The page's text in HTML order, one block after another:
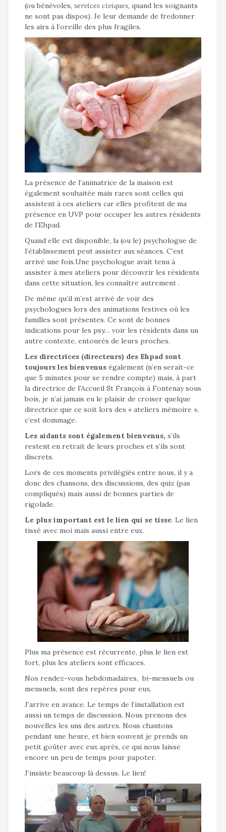
(ou bénévoles, services civiques, quand les soignants
ne sont pas dispos). Je leur demande de fredonner
les airs à l’oreille des plus fragiles.
La présence de l’animatrice de la maison est
également souhaitée mais rares sont celles qui
assistent à ces ateliers car elles profitent de ma
présence en UVP pour occuper les autres résidents
de l’Ehpad.
Quand elle est disponible, la (ou le) psychologue de
l’établissement peut assister aux séances. C’est
arrivé une fois.Une psychologue avait tenu à
assister à mes ateliers pour découvrir les résidents
dans cette situation, les connaître autrement .
De même qu’il m’est arrivé de voir des
psychologues lors des animations festives où les
familles sont présentes. Ce sont de bonnes
indications pour les psy… voir les résidents dans un
autre contexte, entourés de leurs proches.
Les directrices (directeurs) des Ehpad sont
toujours les bienvenus également (n’en serait-ce
que 5 minutes pour se rendre compte) mais, à part
la directrice de l’Accueil St François à Fontenay sous
bois, je n’ai jamais eu le plaisir de croiser quelque
directrice que ce soit lors des « ateliers mémoire »,
c’est dommage.
Les aidants sont également bienvenus, s’ils
restent en retrait de leurs proches et s’ils sont
discrets.
Lors de ces moments privilégiés entre nous, il y a
donc des chansons, des discussions, des quiz (pas
compliqués) mais aussi de bonnes parties de
rigolade.
Le plus important est le lien qui se tisse. Le lien
tissé avec moi mais aussi entre eux.
Plus ma présence est récurrente, plus le lien est
fort, plus les ateliers sont efficaces.
Nos rendez-vous hebdomadaires, bi-mensuels ou
mensuels, sont des repères pour eux.
J’arrive en avance. Le temps de l’installation est
aussi un temps de discussion. Nous prenons des
nouvelles les uns des autres. Nous chantons
pendant une heure, et bien souvent je prends un
petit goûter avec eux après, ce qui nous laisse
encore un peu de temps pour papoter.
J’insiste beaucoup là dessus. Le lien!